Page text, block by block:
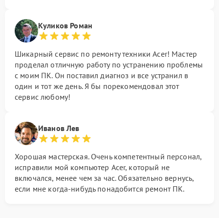
Куликов Роман
Шикарный сервис по ремонту техники Acer! Мастер
проделал отличную работу по устранению проблемы
с моим ПК. Он поставил диагноз и все устранил в
один и тот же день. Я бы порекомендовал этот
сервис любому!
Иванов Лев
Хорошая мастерская. Очень компетентный персонал,
исправили мой компьютер Acer, который не
включался, менее чем за час. Обязательно вернусь,
если мне когда-нибудь понадобится ремонт ПК.